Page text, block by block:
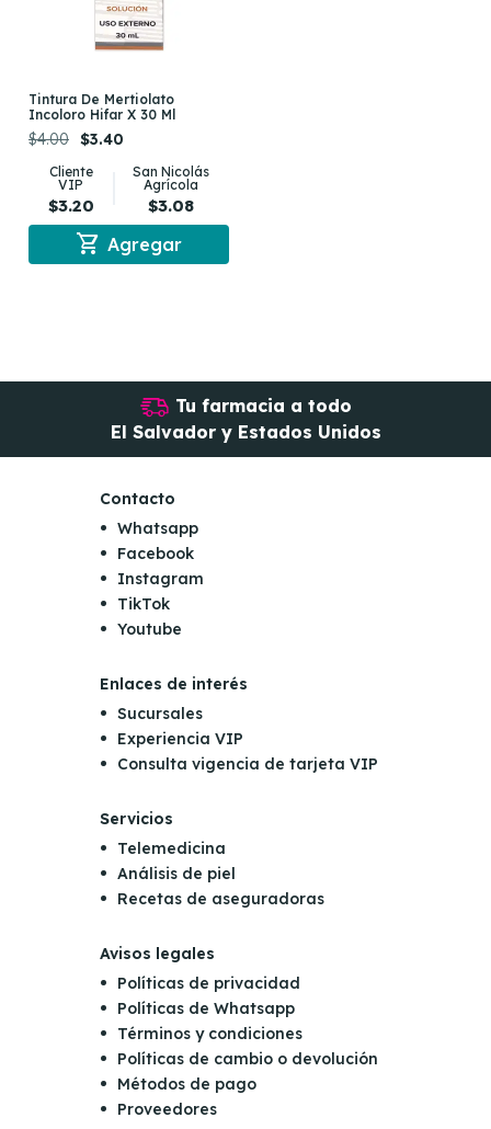
Tintura De Mertiolato
Incoloro Hifar X 30 Ml
$4.00 $3.40
Cliente
VIP
$3.20
San Nicolás
Agrícola
$3.08
shopping_cart Agregar
Tu farmacia a todo
El Salvador y Estados Unidos
Contacto
Whatsapp
Facebook
Instagram
TikTok
Youtube
Enlaces de interés
Sucursales
Experiencia VIP
Consulta vigencia de tarjeta VIP
Servicios
Telemedicina
Análisis de piel
Recetas de aseguradoras
Avisos legales
Políticas de privacidad
Políticas de Whatsapp
Términos y condiciones
Políticas de cambio o devolución
Métodos de pago
Proveedores